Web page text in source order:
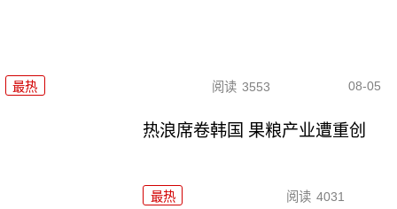
最热 阅读 3553 08-05
热浪席卷韩国 果粮产业遭重创
最热 阅读 4031